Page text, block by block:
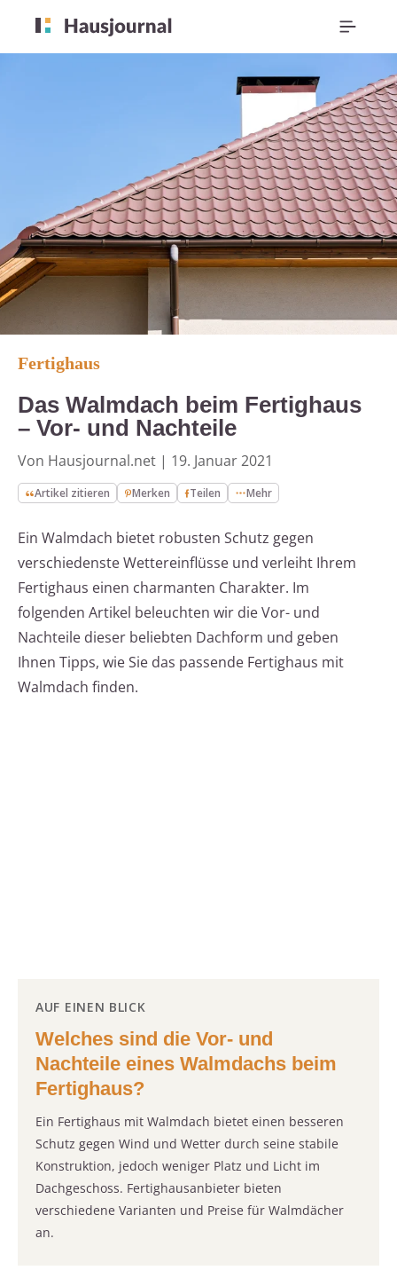
Fertighaus
Das Walmdach beim Fertighaus
– Vor- und Nachteile
Von Hausjournal.net | 19. Januar 2021
Artikel zitieren Merken Teilen Mehr
Ein Walmdach bietet robusten Schutz gegen
verschiedenste Wettereinflüsse und verleiht Ihrem
Fertighaus einen charmanten Charakter. Im
folgenden Artikel beleuchten wir die Vor- und
Nachteile dieser beliebten Dachform und geben
Ihnen Tipps, wie Sie das passende Fertighaus mit
Walmdach finden.
AUF EINEN BLICK
Welches sind die Vor- und
Nachteile eines Walmdachs beim
Fertighaus?
Ein Fertighaus mit Walmdach bietet einen besseren
Schutz gegen Wind und Wetter durch seine stabile
Konstruktion, jedoch weniger Platz und Licht im
Dachgeschoss. Fertighausanbieter bieten
verschiedene Varianten und Preise für Walmdächer
an.